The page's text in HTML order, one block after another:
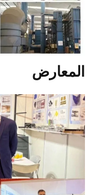
المعارض